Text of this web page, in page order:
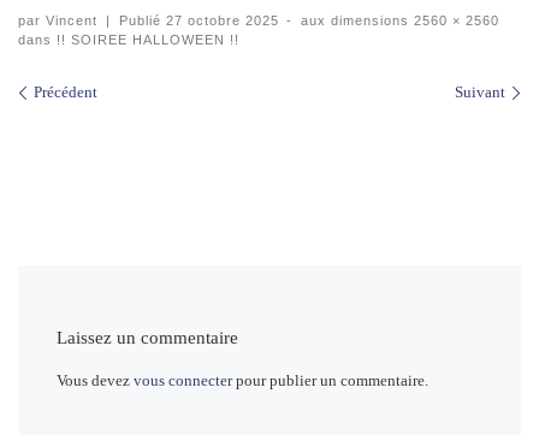
par Vincent | Publié 27 octobre 2025 - aux dimensions 2560 × 2560
dans !! SOIREE HALLOWEEN !!
Navigation des images
Précédent Suivant
Laissez un commentaire
Vous devezvous connecterpour publier un commentaire.